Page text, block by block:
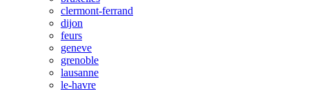
clermont-ferrand
dijon
feurs
geneve
grenoble
lausanne
le-havre